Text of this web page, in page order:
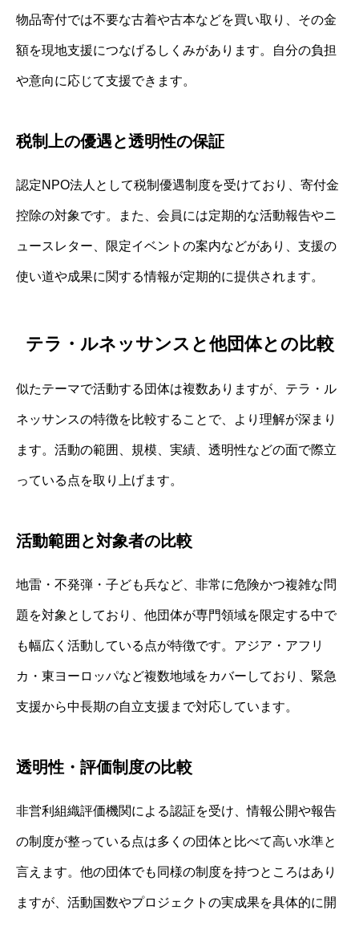
物品寄付では不要な古着や古本などを買い取り、その金
額を現地支援につなげるしくみがあります。自分の負担
や意向に応じて支援できます。
税制上の優遇と透明性の保証
認定NPO法人として税制優遇制度を受けており、寄付金
控除の対象です。また、会員には定期的な活動報告やニ
ュースレター、限定イベントの案内などがあり、支援の
使い道や成果に関する情報が定期的に提供されます。
テラ・ルネッサンスと他団体との比較
似たテーマで活動する団体は複数ありますが、テラ・ル
ネッサンスの特徴を比較することで、より理解が深まり
ます。活動の範囲、規模、実績、透明性などの面で際立
っている点を取り上げます。
活動範囲と対象者の比較
地雷・不発弾・子ども兵など、非常に危険かつ複雑な問
題を対象としており、他団体が専門領域を限定する中で
も幅広く活動している点が特徴です。アジア・アフリ
カ・東ヨーロッパなど複数地域をカバーしており、緊急
支援から中長期の自立支援まで対応しています。
透明性・評価制度の比較
非営利組織評価機関による認証を受け、情報公開や報告
の制度が整っている点は多くの団体と比べて高い水準と
言えます。他の団体でも同様の制度を持つところはあり
ますが、活動国数やプロジェクトの実成果を具体的に開